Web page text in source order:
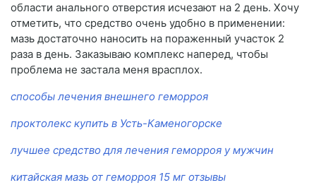
области анального отверстия исчезают на 2 день. Хочу
отметить, что средство очень удобно в применении:
мазь достаточно наносить на пораженный участок 2
раза в день. Заказываю комплекс наперед, чтобы
проблема не застала меня врасплох.
способы лечения внешнего геморроя
проктолекс купить в Усть-Каменогорске
лучшее средство для лечения геморроя у мужчин
китайская мазь от геморроя 15 мг отзывы